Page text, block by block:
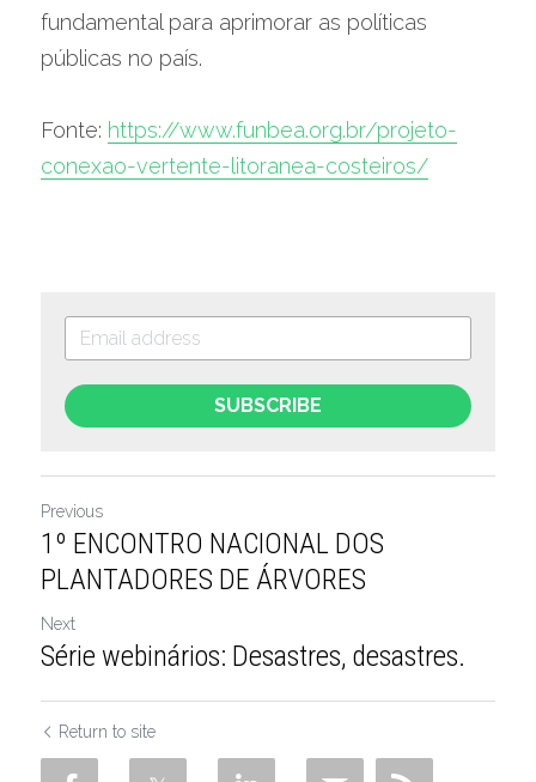
fundamental para aprimorar as políticas
públicas no país.
Fonte: https://www.funbea.org.br/projeto-
conexao-vertente-litoranea-costeiros/
SUBSCRIBE
Previous
1º ENCONTRO NACIONAL DOS
PLANTADORES DE ÁRVORES
Next
Série webinários: Desastres, desastres.
Return to site